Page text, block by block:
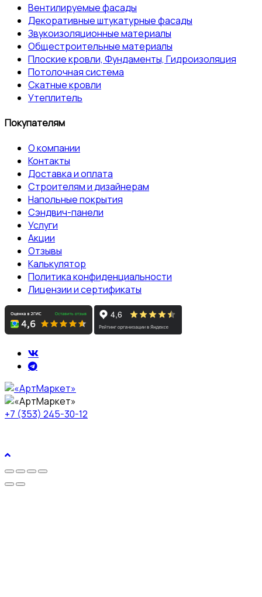
Вентилируемые фасады
Декоративные штукатурные фасады
Звукоизоляционные материалы
Общестроительные материалы
Плоские кровли, Фундаменты, Гидроизоляция
Потолочная система
Скатные кровли
Утеплитель
Покупателям
О компании
Контакты
Доставка и оплата
Строителям и дизайнерам
Напольные покрытия
Сэндвич-панели
Услуги
Акции
Отзывы
Калькулятор
Политика конфиденциальности
Лицензии и сертификаты
+7 (353) 245-30-12